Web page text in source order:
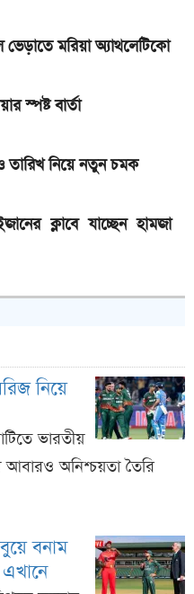
ভেড়াতে মরিয়া অ্যাথলেটিকো
স্পষ্ট বার্তা
তারিখ নিয়ে নতুন চমক
ক্লাবে যাচ্ছেন হামজা
নিয়ে
ভারতীয়
আবারও অনিশ্চয়তা তৈরি
বনাম